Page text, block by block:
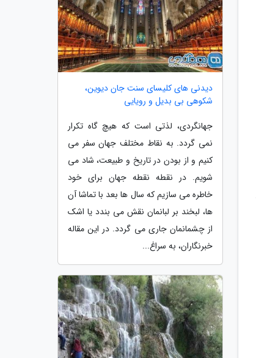
دیدنی های کلیسای سنت جان دیوین،
شکوهی بی بدیل و رویایی
جهانگردی، لذتی است که هیچ گاه تکرار
نمی گردد. به نقاط مختلف جهان سفر می
کنیم و از بودن در تاریخ و طبیعت، شاد می
شویم. در نقطه نقطه جهان برای خود
خاطره می سازیم که سال ها بعد با تماشا آن
ها، لبخند بر لبانمان نقش می بندد یا اشک
از چشمانمان جاری می گردد. در این مقاله
خبرنگاران، به سراغ...